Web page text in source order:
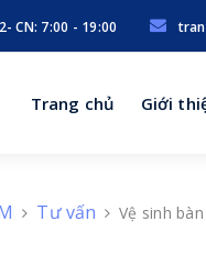
CN: 7:00 - 19:00
Trang chủ Giới
Tư vấn Vệ sinh